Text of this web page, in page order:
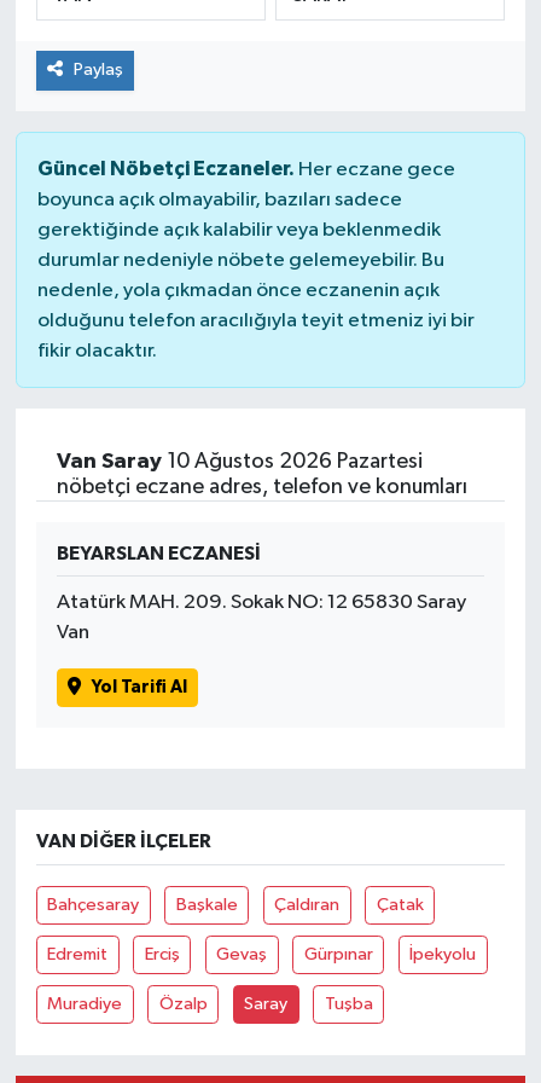
Paylaş
Güncel Nöbetçi Eczaneler. Her eczane gece
boyunca açık olmayabilir, bazıları sadece
gerektiğinde açık kalabilir veya beklenmedik
durumlar nedeniyle nöbete gelemeyebilir. Bu
nedenle, yola çıkmadan önce eczanenin açık
olduğunu telefon aracılığıyla teyit etmeniz iyi bir
fikir olacaktır.
Van Saray10 Ağustos 2026 Pazartesi
nöbetçi eczane adres, telefon ve konumları
BEYARSLAN ECZANESİ
Atatürk MAH. 209. Sokak NO: 12 65830 Saray
Van
Yol Tarifi Al
VAN DIĞER İLÇELER
Bahçesaray Başkale Çaldıran Çatak
Edremit Erciş Gevaş Gürpınar İpekyolu
Muradiye Özalp Saray Tuşba